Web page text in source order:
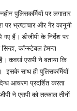
पुलिसकर्मियों पर लगातार
पर भ्रष्टाचार और गैर कानूनी
गए हैं। डीजीपी के निर्देश पर
कॉन्स्टेबल हेमन्त
कवर्धा एसपी ने बताया कि
इसके साथ ही पुलिसकर्मियों
आचरण प्रदर्शित करता
ने एसपी को तत्काल तीनों